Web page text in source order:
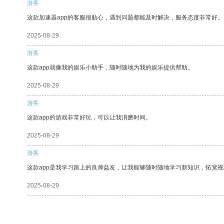
游客
这款加速器app的客服很贴心，遇到问题都能及时解决，服务态度非常好。
2025-08-29
游客
这款app就像我的娱乐小助手，随时随地为我的娱乐提供帮助。
2025-08-29
游客
这款app的游戏非常好玩，可以让我消磨时间。
2025-08-29
游客
这款app是我学习路上的良师益友，让我能够随时随地学习新知识，拓宽
2025-08-29